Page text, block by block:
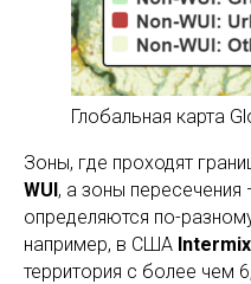
Глобальная карта
Зоны, где проходят
WUI, а зоны пересечения
определяются по-
например, в США
территория с более чем